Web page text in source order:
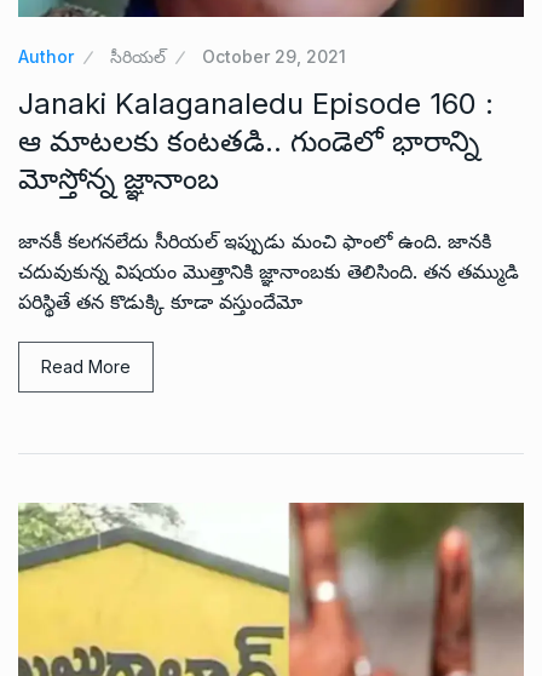
Author సీరియల్ October 29, 2021
Janaki Kalaganaledu Episode 160 :
ఆ మాటలకు కంటతడి.. గుండెలో భారాన్ని
మోస్తోన్న జ్ఞానాంబ
జానకీ కలగనలేదు సీరియల్ ఇప్పుడు మంచి ఫాంలో ఉంది. జానకి
చదువుకున్న విషయం మొత్తానికి జ్ఞానాంబకు తెలిసింది. తన తమ్ముడి
పరిస్థితే తన కొడుక్కి కూడా వస్తుందేమో
Read More